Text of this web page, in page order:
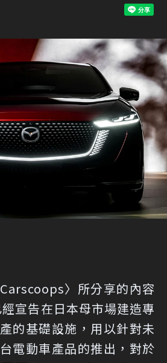
Carscoops〉 所分享的內容
經宣告在日本母市場建造專
的基礎設施，用以針對未
電動車產品的推出，對於